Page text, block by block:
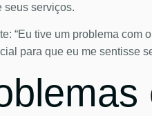
seus serviços.
“Eu tive um problema
para que eu me sentisse